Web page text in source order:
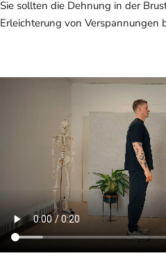
Sie sollten die Dehnung in der
Erleichterung von Verspannungen